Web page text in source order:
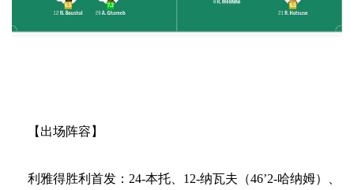
【出场阵容】
利雅得胜利首发：24-本托、12-纳瓦夫（46’2-哈纳姆）、